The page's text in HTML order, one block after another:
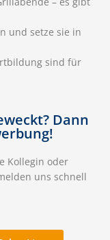
und setze sie in
sind für
Dann
Kollegin oder
uns schnell